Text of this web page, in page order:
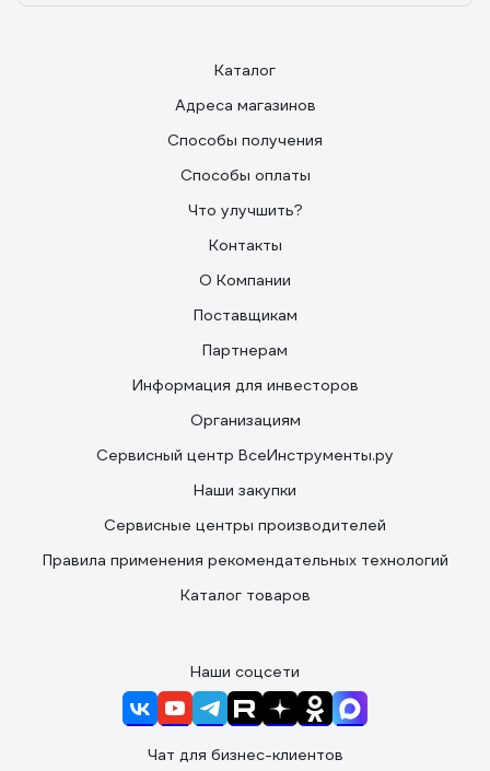
Каталог
Адреса магазинов
Способы получения
Способы оплаты
Что улучшить?
Контакты
О Компании
Поставщикам
Партнерам
Информация для инвесторов
Организациям
Сервисный центр ВсеИнструменты.ру
Наши закупки
Сервисные центры производителей
Правила применения рекомендательных технологий
Каталог товаров
Наши соцсети
Чат для бизнес-клиентов